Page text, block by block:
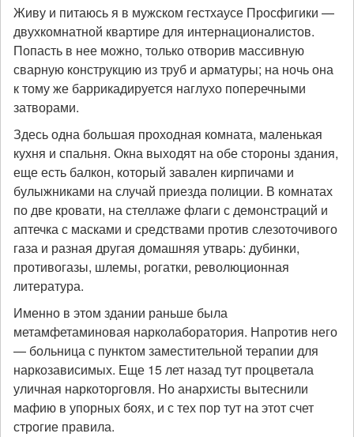
Живу и питаюсь я в мужском гестхаусе Просфигики —
двухкомнатной квартире для интернационалистов.
Попасть в нее можно, только отворив массивную
сварную конструкцию из труб и арматуры; на ночь она
к тому же баррикадируется наглухо поперечными
затворами.
Здесь одна большая проходная комната, маленькая
кухня и спальня. Окна выходят на обе стороны здания,
еще есть балкон, который завален кирпичами и
булыжниками на случай приезда полиции. В комнатах
по две кровати, на стеллаже флаги с демонстраций и
аптечка с масками и средствами против слезоточивого
газа и разная другая домашняя утварь: дубинки,
противогазы, шлемы, рогатки, революционная
литература.
Именно в этом здании раньше была
метамфетаминовая нарколаборатория. Напротив него
— больница с пунктом заместительной терапии для
наркозависимых. Еще 15 лет назад тут процветала
уличная наркоторговля. Но анархисты вытеснили
мафию в упорных боях, и с тех пор тут на этот счет
строгие правила.